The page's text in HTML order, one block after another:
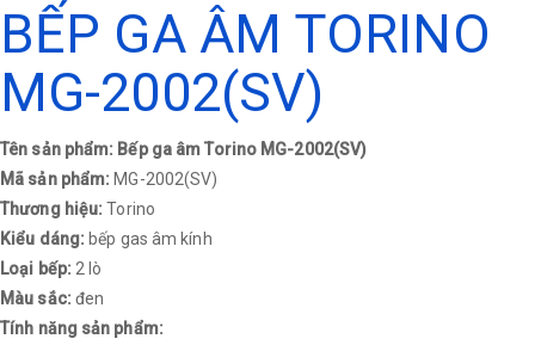
BẾP GA ÂM TORINO
MG-2002(SV)
Tên sản phẩm: Bếp ga âm Torino MG-2002(SV)
Mã sản phẩm: MG-2002(SV)
Thương hiệu: Torino
Kiểu dáng: bếp gas âm kính
Loại bếp: 2 lò
Màu sắc: đen
Tính năng sản phẩm: